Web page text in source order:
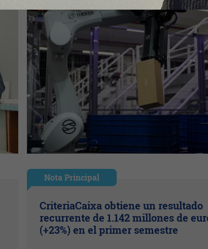
Nota Principal
CriteriaCaixa obtiene un resultado
recurrente de 1.142 millones de
(+23%) en el primer semestre